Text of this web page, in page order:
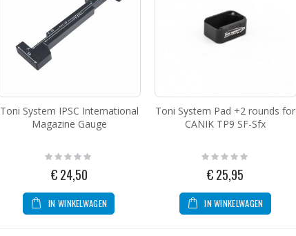
Toni System IPSC International
Magazine Gauge
Rating:
0%
€ 24,50
IN WINKELWAGEN
Toni System Pad +2 rounds for
CANIK TP9 SF-Sfx
Rating:
0%
€ 25,95
IN WINKELWAGEN